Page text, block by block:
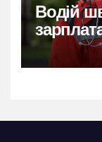
Водій